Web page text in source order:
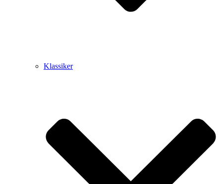
Klassiker